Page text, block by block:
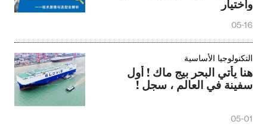
واختيار
05-16
التكنولوجيا الأساسية
هنا يأتي البحر بيج ماك ! أول
سفينة في العالم ، سجل !
05-01